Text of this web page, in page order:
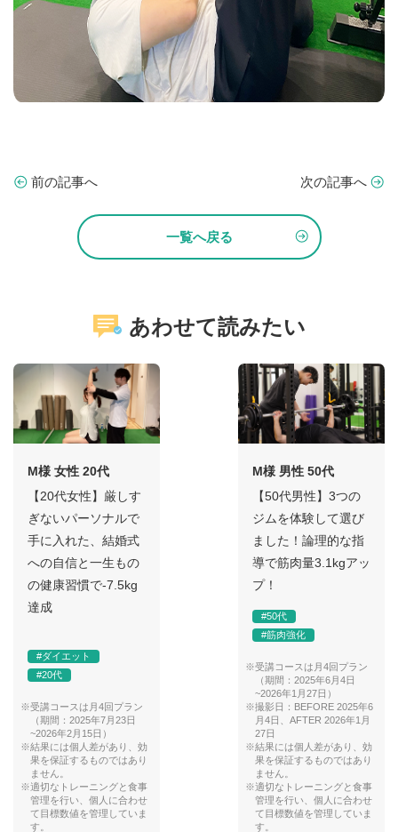
前の記事へ 次の記事へ
一覧へ戻る
あわせて読みたい
M様 女性 20代
【20代女性】厳しす
ぎないパーソナルで
手に入れた、結婚式
への自信と一生もの
の健康習慣で-7.5kg
達成
#ダイエット
#20代
※受講コースは月4回プラン
（期間：2025年7月23日
~2026年2月15日）
※結果には個人差があり、効
果を保証するものではあり
ません。
※適切なトレーニングと食事
管理を行い、個人に合わせ
て目標数値を管理していま
す。
M様 男性 50代
【50代男性】3つの
ジムを体験して選び
ました！論理的な指
導で筋肉量3.1kgアッ
プ！
#50代
#筋肉強化
※受講コースは月4回プラン
（期間：2025年6月4日
~2026年1月27日）
※撮影日：BEFORE 2025年6
月4日、AFTER 2026年1月
27日
※結果には個人差があり、効
果を保証するものではあり
ません。
※適切なトレーニングと食事
管理を行い、個人に合わせ
て目標数値を管理していま
す。